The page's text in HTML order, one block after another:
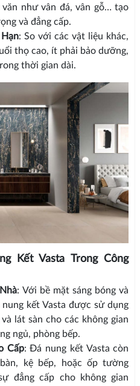
văn như vân đá, vân gỗ… tạo
và đẳng cấp.
: So với các vật liệu khác,
thọ cao, ít phải bảo dưỡng,
thời gian dài.
Kết Vasta Trong Công
: Với bề mặt sáng bóng và
nung kết Vasta được sử dụng
lát sàn cho các không gian
ngủ, phòng bếp.
Cấp: Đá nung kết Vasta còn
kệ bếp, hoặc ốp tường
đẳng cấp cho không gian